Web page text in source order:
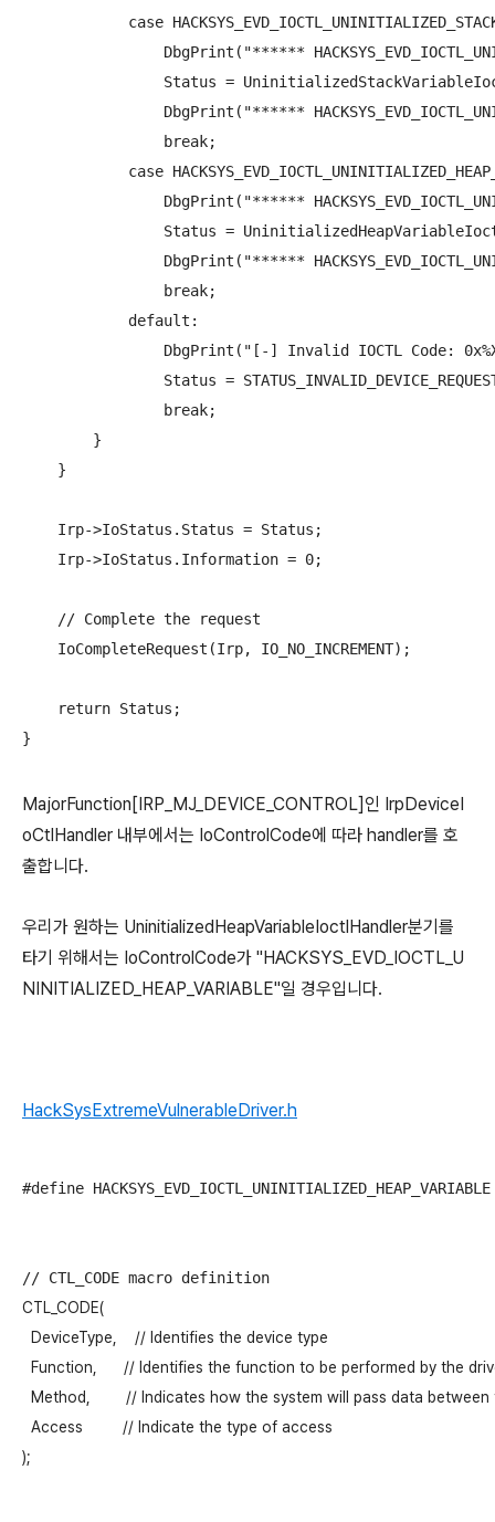
case
DbgPrint("******
Status =
DbgPrint("******
                break;
case
DbgPrint("******
Status =
DbgPrint("******
                break;
            default:
DbgPrint("[-] Invalid IOCTL Code:
Status =
                break;
        }
    }
    Irp->IoStatus.Status = Status;
    Irp->IoStatus.Information = 0;
    // Complete the request
    IoCompleteRequest(Irp, IO_NO_INCREMENT);
    return Status;
}
MajorFunction[IRP_MJ_DEVICE_CONTROL]인 IrpDeviceI
oCtlHandler 내부에서는 IoControlCode에 따라 handler를 호
출합니다.
우리가 원하는 UninitializedHeapVariableIoctlHandler분기를
타기 위해서는 IoControlCode가 "HACKSYS_EVD_IOCTL_U
NINITIALIZED_HEAP_VARIABLE"일 경우입니다.
HackSysExtremeVulnerableDriver.h
#define
CTL_CODE(
  DeviceType,    // Identifies the device type
Function,      // Identifies the function to be performed by the
Method,        // Indicates how the system will pass data between
  Access         // Indicate the type of access
);